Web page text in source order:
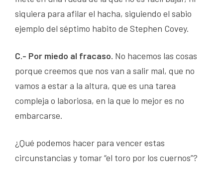
siquiera para afilar el hacha, siguiendo el sabio
ejemplo del séptimo habito de Stephen Covey.
C.- Por miedo al fracaso. No hacemos las cosas
porque creemos que nos van a salir mal, que no
vamos a estar a la altura, que es una tarea
compleja o laboriosa, en la que lo mejor es no
embarcarse.
¿Qué podemos hacer para vencer estas
circunstancias y tomar “el toro por los cuernos”?